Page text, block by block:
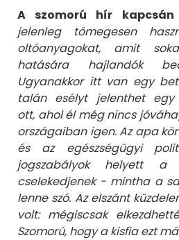
A szomorú hír
jelenleg tömegesen
oltóanyagokat, amit
hatására hajlandók
Ugyanakkor itt van egy
talán esélyt jelenthet
ott, ahol él még nincs
országaiban igen. Az apa
és az egészségügyi
jogszabályok helyett a
cselekedjenek - mintha a
lenne szó. Az elszánt
volt: mégiscsak
Szomorú, hogy a kisfia ezt